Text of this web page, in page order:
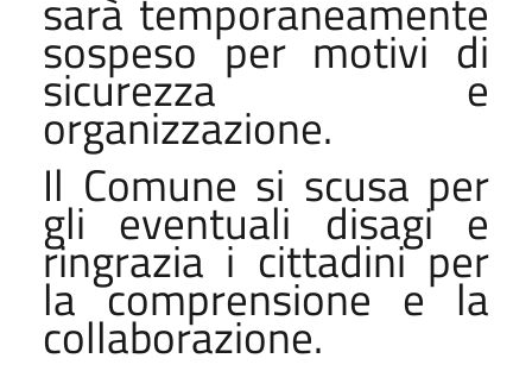
sospeso per motivi di
sicurezza e
organizzazione.
Il Comune si scusa per
gli eventuali disagi e
ringrazia i cittadini per
la comprensione e la
collaborazione.